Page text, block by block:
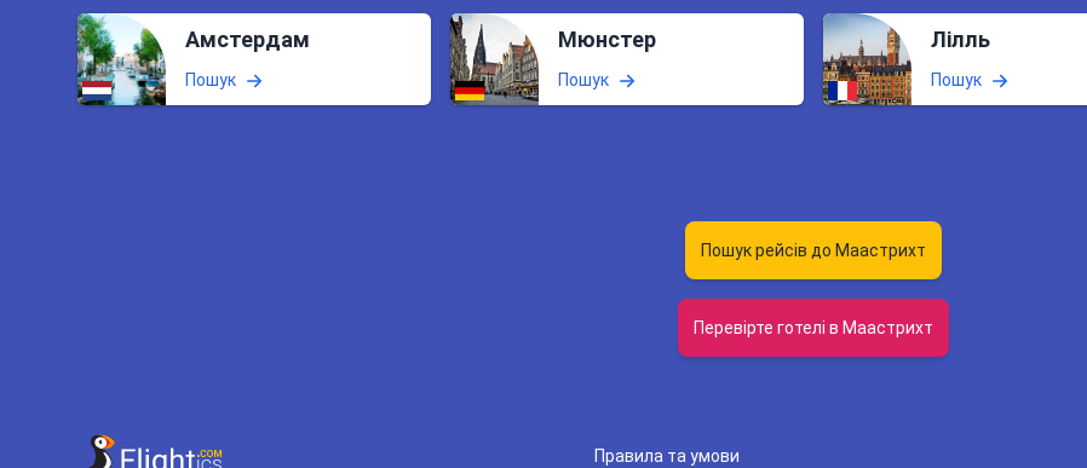
Амстердам
Пошук
Мюнстер
Пошук
Лілль
Пошук
Пошук рейсів до Маастрихт
Перевірте готелі в Маастрихт
Правила та умови